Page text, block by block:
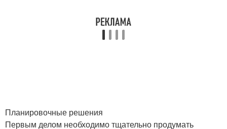
Планировочные решения
Первым делом необходимо тщательно продумать